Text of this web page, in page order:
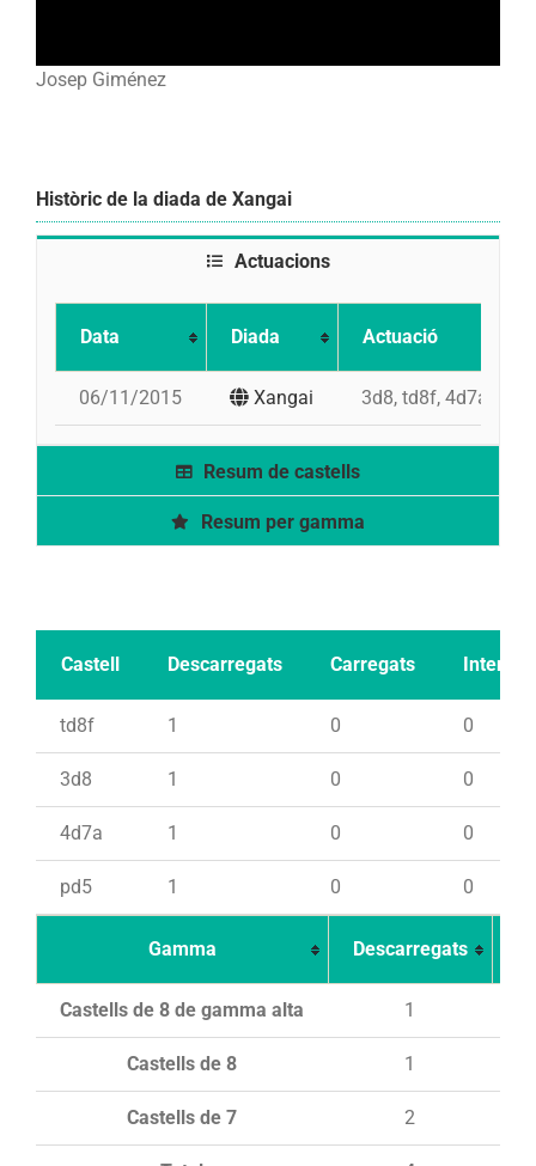
Josep Giménez
Històric de la diada de Xangai
Actuacions
Data Diada Actuació
06/11/2015 Xangai 3d8, td8f, 4d7a, pd5
Resum de castells
Resum per gamma
Castell Descarregats Carregats Intents
td8f 1 0 0
3d8 1 0 0
4d7a 1 0 0
pd5 1 0 0
Gamma Descarregats
Castells de 8 de gamma alta 1
Castells de 8 1
Castells de 7 2